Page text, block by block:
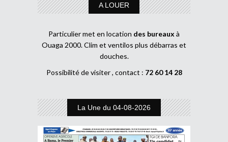
A LOUER
Particulier met en location des bureaux à
Ouaga 2000. Clim et ventilos plus débarras et
douches.
Possibilité de visiter , contact : 72 60 14 28
La Une du 04-08-2026